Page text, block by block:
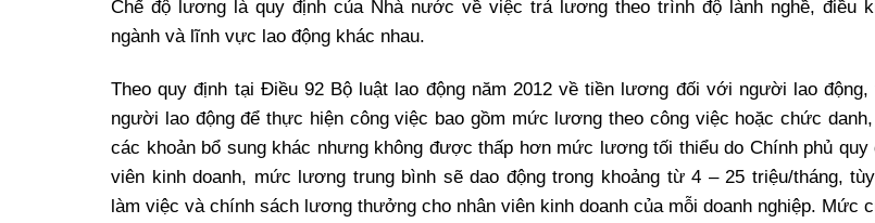
Chế độ lương là quy định của Nhà nước về việc trả lương theo trình độ lành nghề, điều
ngành và lĩnh vực lao động khác nhau.
Theo quy định tại Điều 92 Bộ luật lao động năm 2012 về tiền lương đối với người lao
người lao động để thực hiện công việc bao gồm mức lương theo công việc hoặc chức
các khoản bổ sung khác nhưng không được thấp hơn mức lương tối thiểu do Chính phủ
viên kinh doanh, mức lương trung bình sẽ dao động trong khoảng từ 4 – 25 triệu/tháng,
làm việc và chính sách lương thưởng cho nhân viên kinh doanh của mỗi doanh nghiệp. Mức